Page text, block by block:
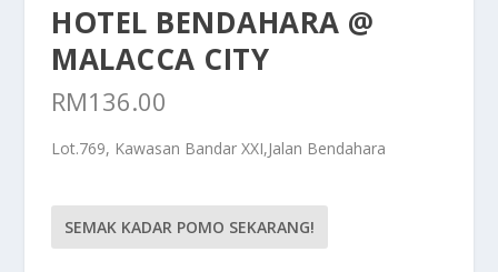
HOTEL BENDAHARA @
MALACCA CITY
RM136.00
Lot.769, Kawasan Bandar XXI,Jalan Bendahara
SEMAK KADAR POMO SEKARANG!